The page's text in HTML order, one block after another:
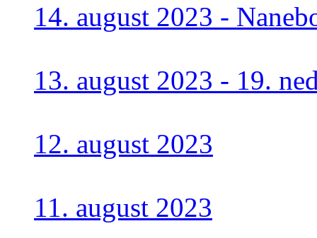
14. august 2023 -
13. august 2023 - 19.
12. august 2023
11. august 2023